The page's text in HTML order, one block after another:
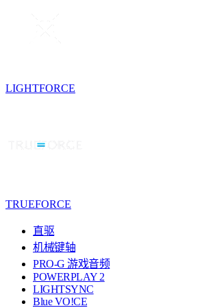
LIGHTFORCE
TRUEFORCE
直驱
机械键轴
PRO-G 游戏音频
POWERPLAY 2
LIGHTSYNC
Blue VO!CE